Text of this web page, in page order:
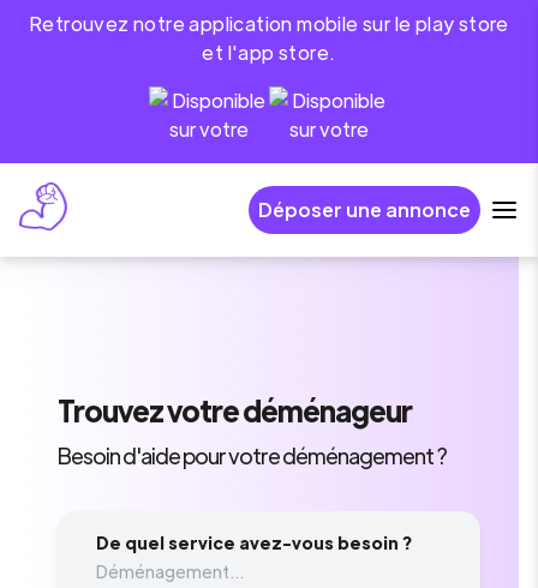
Retrouvez notre application mobile sur le play store
et l'app store.
Déposer une annonce
Trouvezvotre déménageur
Besoin d'aide pour votre déménagement ?
De quel service avez-vous besoin ?
Déménagement...